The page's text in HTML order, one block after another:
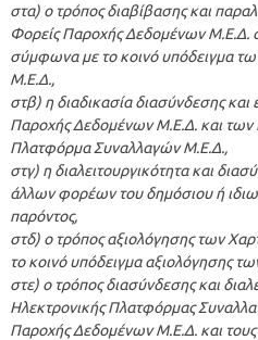
στα) ο τρόπος διαβίβασης και
Φορείς Παροχής Δεδομένων Μ.Ε.Δ.
σύμφωνα με το κοινό υπόδειγμα
Μ.Ε.Δ.,
στβ) η διαδικασία διασύνδεσης
Παροχής Δεδομένων Μ.Ε.Δ. και των
Πλατφόρμα Συναλλαγών Μ.Ε.Δ.,
στγ) η διαλειτουργικότητα και
άλλων φορέων του δημόσιου ή
παρόντος,
στδ) ο τρόπος αξιολόγησης των
το κοινό υπόδειγμα αξιολόγησης
στε) ο τρόπος διασύνδεσης και
Ηλεκτρονικής Πλατφόρμας
Παροχής Δεδομένων Μ.Ε.Δ. και τους